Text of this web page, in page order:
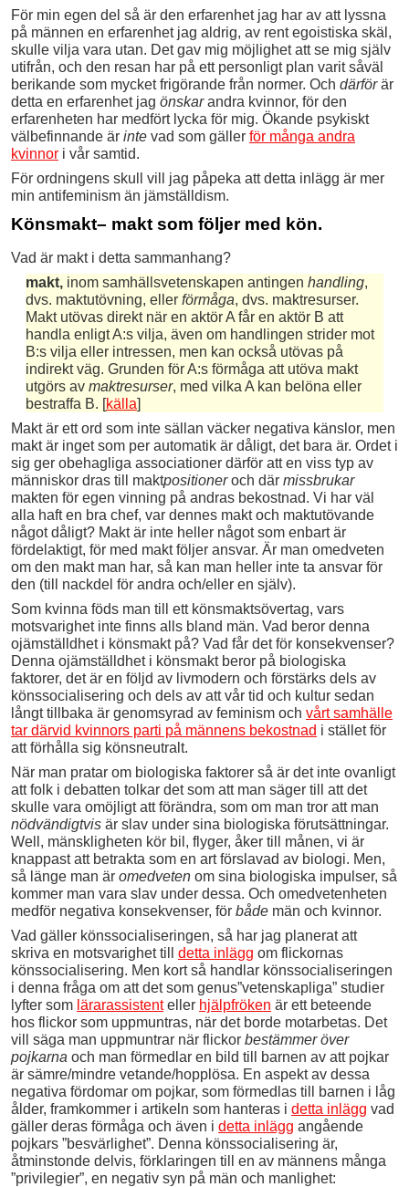
För min egen del så är den erfarenhet jag har av att lyssna
på männen en erfarenhet jag aldrig, av rent egoistiska skäl,
skulle vilja vara utan. Det gav mig möjlighet att se mig själv
utifrån, och den resan har på ett personligt plan varit såväl
berikande som mycket frigörande från normer. Och därförär
detta en erfarenhet jag önskarandra kvinnor, för den
erfarenheten har medfört lycka för mig. Ökande psykiskt
välbefinnande är inte vad som gäller för många andra
kvinnor i vår samtid.
För ordningens skull vill jag påpeka att detta inlägg är mer
min antifeminism än jämställdism.
Könsmakt– makt som följer med kön.
Vad är makt i detta sammanhang?
makt,inom samhällsvetenskapen antingen handling,
dvs. maktutövning, eller förmåga, dvs. maktresurser.
Makt utövas direkt när en aktör A får en aktör B att
handla enligt A:s vilja, även om handlingen strider mot
B:s vilja eller intressen, men kan också utövas på
indirekt väg. Grunden för A:s förmåga att utöva makt
utgörs av maktresurser, med vilka A kan belöna eller
bestraffa B. [källa]
Makt är ett ord som inte sällan väcker negativa känslor, men
makt är inget som per automatik är dåligt, det bara är. Ordet i
sig ger obehagliga associationer därför att en viss typ av
människor dras till maktpositioneroch där missbrukar
makten för egen vinning på andras bekostnad. Vi har väl
alla haft en bra chef, var dennes makt och maktutövande
något dåligt? Makt är inte heller något som enbart är
fördelaktigt, för med makt följer ansvar. Är man omedveten
om den makt man har, så kan man heller inte ta ansvar för
den (till nackdel för andra och/eller en själv).
Som kvinna föds man till ett könsmaktsövertag, vars
motsvarighet inte finns alls bland män. Vad beror denna
ojämställdhet i könsmakt på? Vad får det för konsekvenser?
Denna ojämställdhet i könsmakt beror på biologiska
faktorer, det är en följd av livmodern och förstärks dels av
könssocialisering och dels av att vår tid och kultur sedan
långt tillbaka är genomsyrad av feminism och vårt samhälle
tar därvid kvinnors parti på männens bekostnad i stället för
att förhålla sig könsneutralt.
När man pratar om biologiska faktorer så är det inte ovanligt
att folk i debatten tolkar det som att man säger till att det
skulle vara omöjligt att förändra, som om man tror att man
nödvändigtvis är slav under sina biologiska förutsättningar.
Well, mänskligheten kör bil, flyger, åker till månen, vi är
knappast att betrakta som en art förslavad av biologi. Men,
så länge man är omedveten om sina biologiska impulser, så
kommer man vara slav under dessa. Och omedvetenheten
medför negativa konsekvenser, för både män och kvinnor.
Vad gäller könssocialiseringen, så har jag planerat att
skriva en motsvarighet till detta inlägg om flickornas
könssocialisering. Men kort så handlar könssocialiseringen
i denna fråga om att det som genus”vetenskapliga” studier
lyfter som lärarassistenteller hjälpfröken är ett beteende
hos flickor som uppmuntras, när det borde motarbetas. Det
vill säga man uppmuntrar när flickor bestämmer över
pojkarna och man förmedlar en bild till barnen av att pojkar
är sämre/mindre vetande/hopplösa. En aspekt av dessa
negativa fördomar om pojkar, som förmedlas till barnen i låg
ålder, framkommer i artikeln som hanteras i detta inlägg vad
gäller deras förmåga och även i detta inlägg angående
pojkars ”besvärlighet”. Denna könssocialisering är,
åtminstonde delvis, förklaringen till en av männens många
”privilegier”, en negativ syn på män och manlighet: